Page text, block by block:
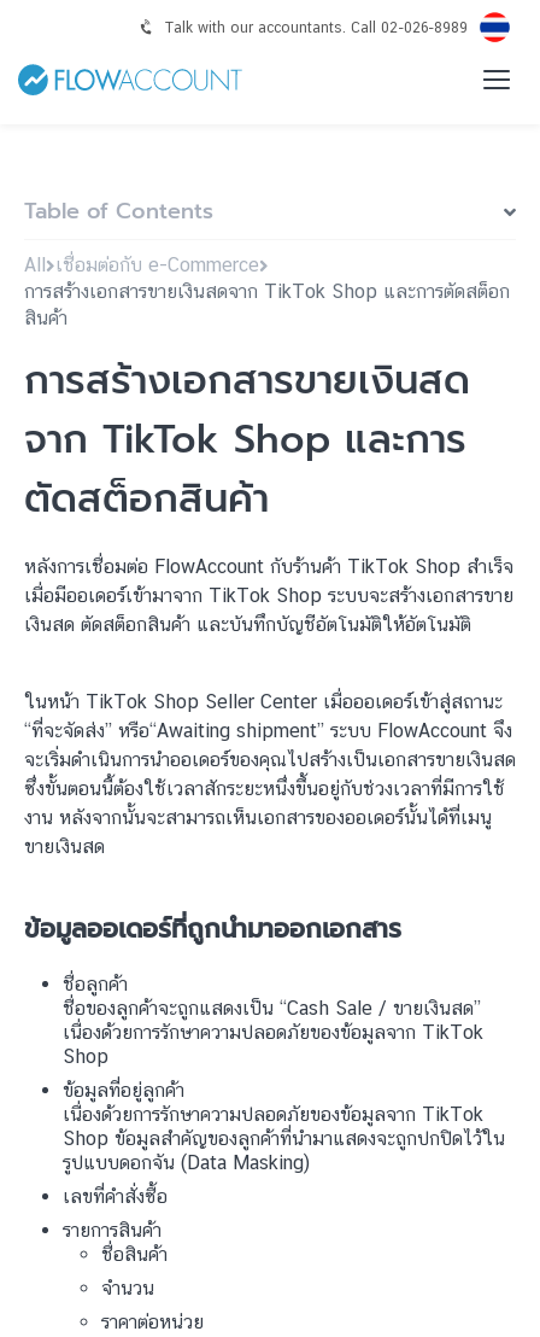
Talk with our accountants. Call 02-026-8989
Table of Contents
All เชื่อมต่อกับ e-Commerce
การสร้างเอกสารขายเงินสดจาก TikTok Shop และการตัดสต็อก
สินค้า
การสร้างเอกสารขายเงินสด
จาก TikTok Shop และการ
ตัดสต็อกสินค้า
หลังการเชื่อมต่อ FlowAccount กับร้านค้า TikTok Shop สำเร็จ
เมื่อมีออเดอร์เข้ามาจาก TikTok Shop ระบบจะสร้างเอกสารขาย
เงินสด ตัดสต็อกสินค้า และบันทึกบัญชีอัตโนมัติให้อัตโนมัติ
ในหน้า TikTok Shop Seller Center เมื่อออเดอร์เข้าสู่สถานะ
“ที่จะจัดส่ง” หรือ“Awaiting shipment” ระบบ FlowAccount จึง
จะเริ่มดำเนินการนำออเดอร์ของคุณไปสร้างเป็นเอกสารขายเงินสด
ซึ่งขั้นตอนนี้ต้องใช้เวลาสักระยะหนึ่งขึ้นอยู่กับช่วงเวลาที่มีการใช้
งาน หลังจากนั้นจะสามารถเห็นเอกสารของออเดอร์นั้นได้ที่เมนู
ขายเงินสด
ข้อมูลออเดอร์ที่ถูกนำมาออกเอกสาร
ชื่อลูกค้า
ชื่อของลูกค้าจะถูกแสดงเป็น “Cash Sale / ขายเงินสด”
เนื่องด้วยการรักษาความปลอดภัยของข้อมูลจาก TikTok
Shop
ข้อมูลที่อยู่ลูกค้า
เนื่องด้วยการรักษาความปลอดภัยของข้อมูลจาก TikTok
Shop ข้อมูลสำคัญของลูกค้าที่นำมาแสดงจะถูกปกปิดไว้ใน
รูปแบบดอกจัน (Data Masking)
เลขที่คำสั่งซื้อ
รายการสินค้า
ชื่อสินค้า
จำนวน
ราคาต่อหน่วย